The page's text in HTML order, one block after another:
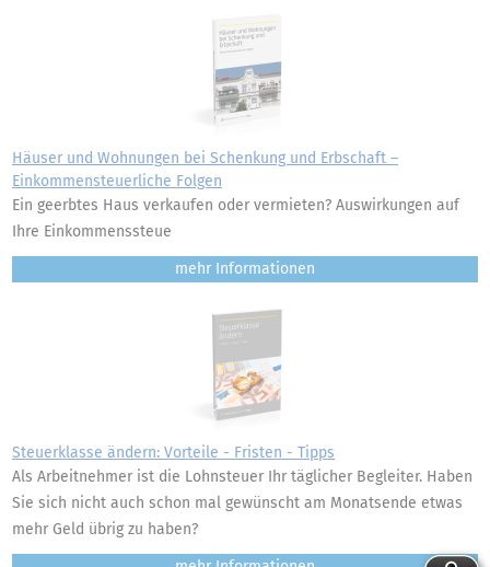
Häuser und Wohnungen bei Schenkung und Erbschaft –
Einkommensteuerliche Folgen
Ein geerbtes Haus verkaufen oder vermieten? Auswirkungen auf
Ihre Einkommenssteue
mehr
Steuerklasse ändern: Vorteile - Fristen - Tipps
Als Arbeitnehmer ist die Lohnsteuer Ihr täglicher Begleiter. Haben
Sie sich nicht auch schon mal gewünscht am Monatsende etwas
mehr Geld übrig zu haben?